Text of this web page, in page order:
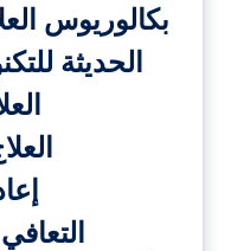
بكالوريوس
الحديثة